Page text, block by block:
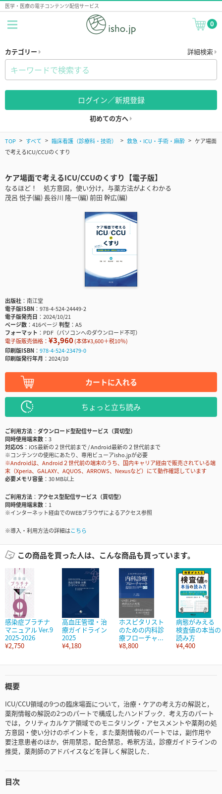
医学・医療の電子コンテンツ配信サービス
0
カテゴリー 詳細検索
ログイン／新規登録
初めての方へ
TOP すべて 臨床看護（診療科・技術） 救急・ICU・手術・麻酔
ケア場面
で考えるICU/CCUのくすり
ケア場面で考えるICU/CCUのくすり【電子版】
なるほど！ 処方意図，使い分け，与薬方法がよくわかる
茂呂 悦子(編) 長谷川 隆一(編) 前田 幹広(編)
出版社
南江堂
電子版ISBN
978-4-524-24449-2
電子版発売日
2024/10/21
ページ数
416ページ判型
A5
フォーマット
PDF（パソコンへのダウンロード不可）
電子版販売価格： ¥3,960(本体¥3,600＋税10％)
印刷版ISBN
978-4-524-23479-0
印刷版発行年月
2024/10
カートに入れる
ちょっと立ち読み
ご利用方法
ダウンロード型配信サービス（買切型）
同時使用端末数
3
対応OS
iOS最新の２世代前まで / Android最新の２世代前まで
※コンテンツの使用にあたり、専用ビューアisho.jpが必要
※Androidは、Android２世代前の端末のうち、国内キャリア経由で販売されている端
末（Xperia、GALAXY、AQUOS、ARROWS、Nexusなど）にて動作確認しています
必要メモリ容量
30 MB以上
ご利用方法
アクセス型配信サービス（買切型）
同時使用端末数
1
※インターネット経由でのWEBブラウザによるアクセス参照
※導入・利用方法の詳細はこちら
この商品を買った人は、こんな商品も買っています。
感染症プラチナ
マニュアル Ver.9
2025-2026
¥2,750
高血圧管理・治
療ガイドライン
2025
¥4,180
ホスピタリスト
のための内科診
療フローチャ...
¥8,800
病態がみえる
検査値の本当の
読み方
¥4,400
概要
ICU/CCU領域の9つの臨床場面について，治療・ケアの考え方の解説と，
薬剤情報の解説の2つのパートで構成したハンドブック．考え方のパート
では，クリティカルケア領域でのモニタリング・アセスメントや薬剤の処
方意図・使い分けのポイントを，また薬剤情報のパートでは，副作用や
要注意患者のほか，併用禁忌，配合禁忌，希釈方法，診療ガイドラインの
推奨，薬剤師のアドバイスなどを詳しく解説した．
目次